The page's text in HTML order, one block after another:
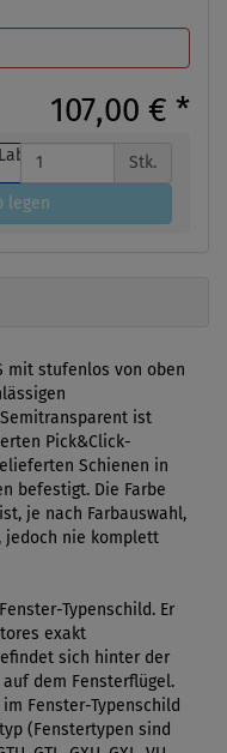
107,00 € *
Stk.
legen
mit stufenlos von oben
ist
Pick&Click-
Schienen in
befestigt. Die Farbe
je nach Farbauswahl,
jedoch nie komplett
Typenschild. Er
exakt
sich hinter der
dem Fensterflügel.
Fenster-Typenschild
(Fenstertypen sind